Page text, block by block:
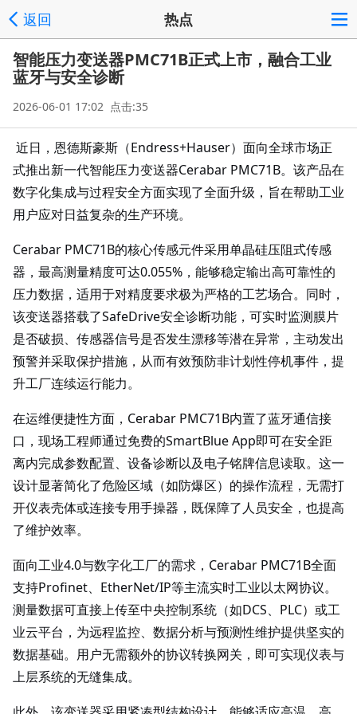
返回 热点
智能压力变送器PMC71B正式上市，融合工业
蓝牙与安全诊断
2026-06-01 17:02 点击:35
近日，恩德斯豪斯（Endress+Hauser）面向全球市场正
式推出新一代智能压力变送器Cerabar PMC71B。该产品在
数字化集成与过程安全方面实现了全面升级，旨在帮助工业
用户应对日益复杂的生产环境。
Cerabar PMC71B的核心传感元件采用单晶硅压阻式传感
器，最高测量精度可达0.055%，能够稳定输出高可靠性的
压力数据，适用于对精度要求极为严格的工艺场合。同时，
该变送器搭载了SafeDrive安全诊断功能，可实时监测膜片
是否破损、传感器信号是否发生漂移等潜在异常，主动发出
预警并采取保护措施，从而有效预防非计划性停机事件，提
升工厂连续运行能力。
在运维便捷性方面，Cerabar PMC71B内置了蓝牙通信接
口，现场工程师通过免费的SmartBlue App即可在安全距
离内完成参数配置、设备诊断以及电子铭牌信息读取。这一
设计显著简化了危险区域（如防爆区）的操作流程，无需打
开仪表壳体或连接专用手操器，既保障了人员安全，也提高
了维护效率。
面向工业4.0与数字化工厂的需求，Cerabar PMC71B全面
支持Profinet、EtherNet/IP等主流实时工业以太网协议。
测量数据可直接上传至中央控制系统（如DCS、PLC）或工
业云平台，为远程监控、数据分析与预测性维护提供坚实的
数据基础。用户无需额外的协议转换网关，即可实现仪表与
上层系统的无缝集成。